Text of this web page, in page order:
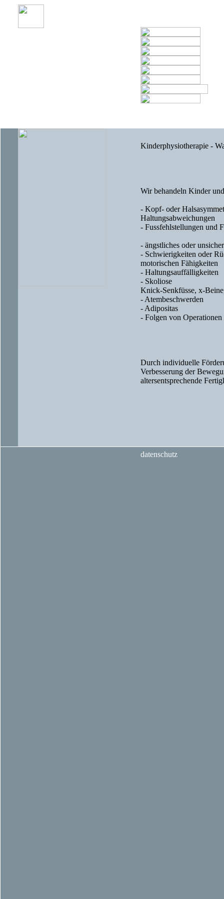
Kinderphysiotherapie -
Wir behandeln Kinder
- Kopf- oder
Haltungsabweichungen
- Fussfehlstellungen und
- ängstliches oder
- Schwierigkeiten oder
motorischen Fähigkeiten
- Haltungsauffälligkeiten
- Skoliose
Knick-Senkfüsse, x-
- Atembeschwerden
- Adipositas
- Folgen von
Durch individuelle
Verbesserung der
altersentsprechende
datenschutz